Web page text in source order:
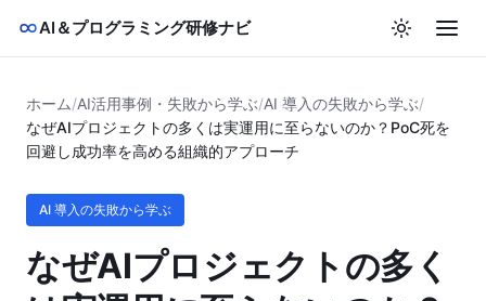
AI＆プログラミング研修ナビ
ホーム/AI活用事例・失敗から学ぶ/AI 導入の失敗から学ぶ/
なぜAIプロジェクトの多くは実運用に至らないのか？PoC死を
回避し成功率を高める組織的アプローチ
AI 導入の失敗から学ぶ
なぜAIプロジェクトの多く